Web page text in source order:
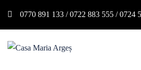
0770 891 133 / 0722 883 555 / 0724